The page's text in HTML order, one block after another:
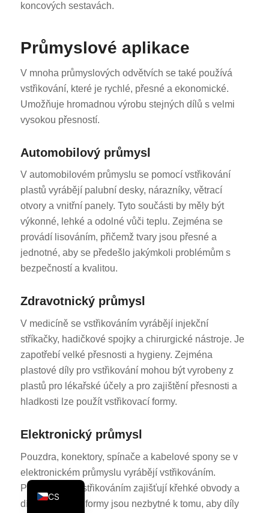
koncových sestavách.
Průmyslové aplikace
V mnoha průmyslových odvětvích se také používá
vstřikování, které je rychlé, přesné a ekonomické.
Umožňuje hromadnou výrobu stejných dílů s velmi
vysokou přesností.
Automobilový průmysl
V automobilovém průmyslu se pomocí vstřikování
plastů vyrábějí palubní desky, nárazníky, větrací
otvory a vnitřní panely. Tyto součásti by měly být
výkonné, lehké a odolné vůči teplu. Zejména se
provádí lisováním, přičemž tvary jsou přesné a
jednotné, aby se předešlo jakýmkoli problémům s
bezpečností a kvalitou.
Zdravotnický průmysl
V medicíně se vstřikováním vyrábějí injekční
stříkačky, hadičkové spojky a chirurgické nástroje. Je
zapotřebí velké přesnosti a hygieny. Zejména
plastové díly pro vstřikování mohou být vyrobeny z
plastů pro lékařské účely a pro zajištění přesnosti a
hladkosti lze použít vstřikovací formy.
Elektronický průmysl
Pouzdra, konektory, spínače a kabelové spony se v
elektronickém průmyslu vyrábějí vstřikováním.
Plastové díly vstřikováním zajišťují křehké obvody a
díly vstřikovací formy jsou nezbytné k tomu, aby díly
CS
EN
IT
FR
RU
PL
TR
AR
ES
KO
PT
DA
NB
EL
HU
RO
ES_MX